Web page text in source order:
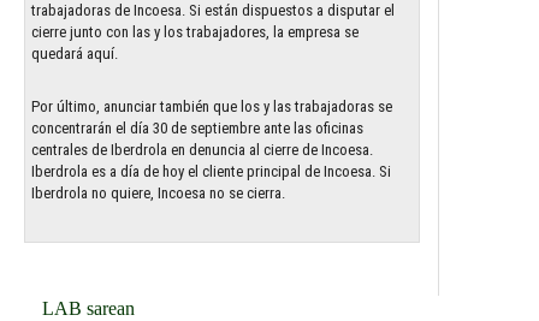
trabajadoras de Incoesa. Si están dispuestos a disputar el
cierre junto con las y los trabajadores, la empresa se
quedará aquí.
Por último, anunciar también que los y las trabajadoras se
concentrarán el día 30 de septiembre ante las oficinas
centrales de Iberdrola en denuncia al cierre de Incoesa.
Iberdrola es a día de hoy el cliente principal de Incoesa. Si
Iberdrola no quiere, Incoesa no se cierra.
LAB sarean